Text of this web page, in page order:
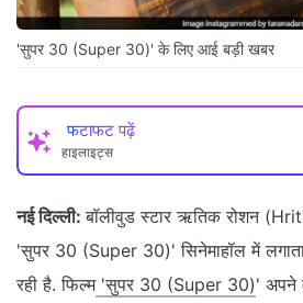
'सुपर 30 (Super 30)' के लिए आई बड़ी खबर
फटाफट पढ़ें
हाइलाइट्स
नई दिल्ली: बॉलीवुड स्टार ऋतिक रोशन
'सुपर 30 (Super 30)' सिनेमाहॉल में
रही है. फिल्म'सुपर 30 (Super 30)' अपने